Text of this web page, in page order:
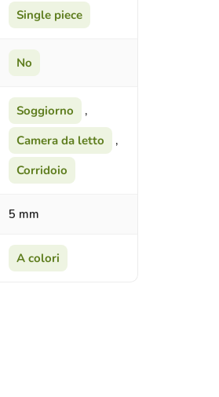
Single piece
No
Soggiorno
,
Camera da letto
,
Corridoio
5 mm
A colori